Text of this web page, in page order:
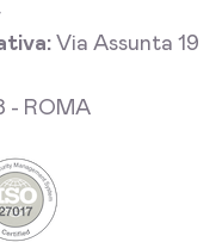
Via Assunta 19
- ROMA